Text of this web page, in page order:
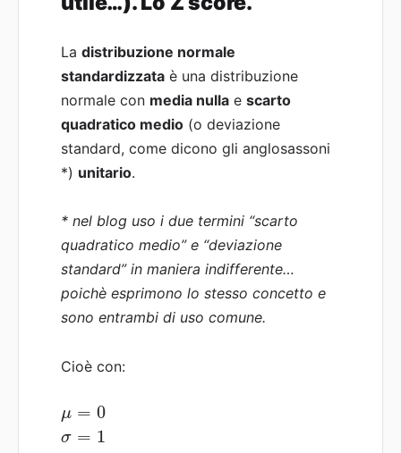
Ladistribuzione normale
standardizzata è una distribuzione
normale con media nulla escarto
quadratico medio (o deviazione
standard, come dicono gli anglosassoni
*) unitario.
* nel blog uso i due termini “scarto
quadratico medio” e “deviazione
standard” in maniera indifferente…
poichè esprimono lo stesso concetto e
sono entrambi di uso comune.
Cioè con:
μ = 0
σ = 1